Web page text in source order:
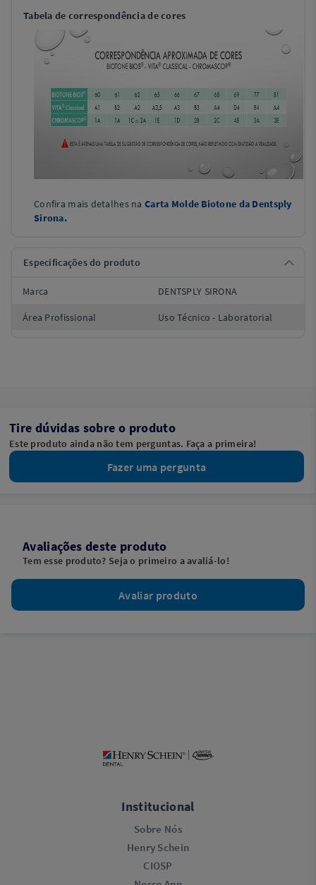
Tabela de correspondência de cores
Confira mais detalhes na Carta Molde Biotone da Dentsply
Sirona.
Especificações do produto
Marca DENTSPLY SIRONA
Área Profissional Uso Técnico - Laboratorial
Tire dúvidas sobre o produto
Este produto ainda não tem perguntas. Faça a primeira!
Fazer uma pergunta
Avaliações deste produto
Tem esse produto? Seja o primeiro a avaliá-lo!
Avaliar produto
Institucional
Sobre Nós
Henry Schein
CIOSP